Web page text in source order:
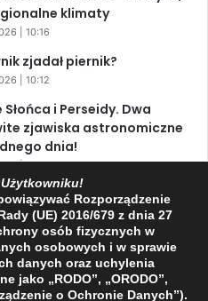
klimaty
| 10:16
zjadał piernik?
| 10:12
i Perseidy. Dwa
zjawiska astronomiczne
dnia!
| 15:39
YouTube
Rozporządzenie
(UE) 2016/679 z dnia 27
osób fizycznych w
osobowych i w sprawie
danych oraz uchylenia
jako „RODO”, „ORODO”,
o Ochronie Danych”).